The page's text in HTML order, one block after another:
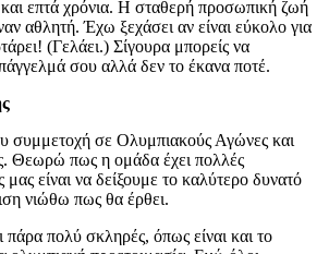
επτά χρόνια. Η σταθερή προσωπική ζωή
αθλητή. Έχω ξεχάσει αν είναι εύκολο για
(Γελάει.) Σίγουρα μπορείς να
σου αλλά δεν το έκανα ποτέ.
συμμετοχή σε Ολυμπιακούς Αγώνες και
Θεωρώ πως η ομάδα έχει πολλές
μας είναι να δείξουμε το καλύτερο δυνατό
νιώθω πως θα έρθει.
πάρα πολύ σκληρές, όπως είναι και το